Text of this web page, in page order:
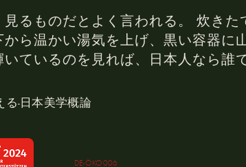
るものだとよく言われる。 炊きた
ら温かい湯気を上げ、黒い容器に
ているのを見れば、日本人なら誰
る-日本美学概論
DE-ÖKO006